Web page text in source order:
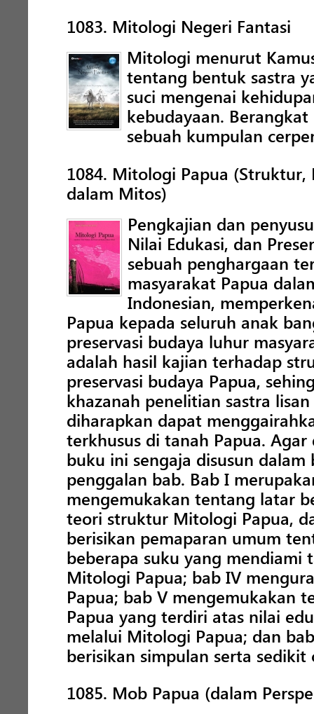
1083. Mitologi Negeri Fantasi
Mitologi menurut
tentang bentuk sastra
suci mengenai
kebudayaan.
sebuah kumpulan
1084. Mitologi Papua (Struktur,
dalam Mitos)
Pengkajian dan
Nilai Edukasi, dan
sebuah penghargaan
masyarakat Papua
Indonesian,
Papua kepada seluruh anak
preservasi budaya luhur
adalah hasil kajian terhadap
preservasi budaya Papua,
khazanah penelitian sastra
diharapkan dapat
terkhusus di tanah Papua.
buku ini sengaja disusun
penggalan bab. Bab I
mengemukakan tentang latar
teori struktur Mitologi Papua,
berisikan pemaparan umum
beberapa suku yang mendiami
Mitologi Papua; bab IV
Papua; bab V mengemukakan
Papua yang terdiri atas nilai
melalui Mitologi Papua; dan
berisikan simpulan serta
1085. Mob Papua (dalam